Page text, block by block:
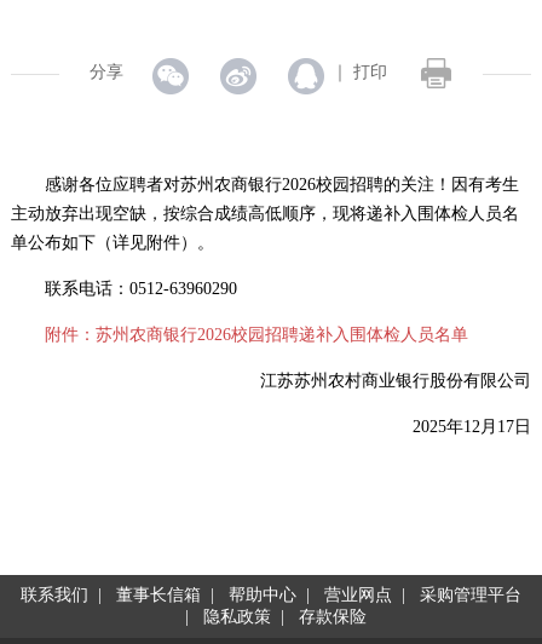
分享 ｜ 打印
感谢各位应聘者对苏州农商银行2026校园招聘的关注！因有考生
主动放弃出现空缺，按综合成绩高低顺序，现将递补入围体检人员名
单公布如下（详见附件）。
联系电话：0512-63960290
附件：苏州农商银行2026校园招聘递补入围体检人员名单
江苏苏州农村商业银行股份有限公司
2025年12月17日
联系我们 董事长信箱 帮助中心 营业网点
采购管理平台
隐私政策 存款保险